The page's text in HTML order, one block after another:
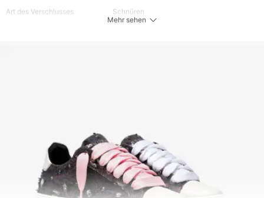
Art des Verschlusses
Schnüren
Mehr sehen